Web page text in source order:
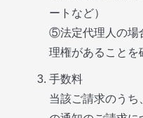
ートなど）
⑤法定代理人の場
理権があることを
手数料
当該ご請求のうち